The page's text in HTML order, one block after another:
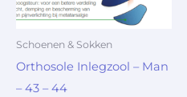
Schoenen & Sokken
Orthosole Inlegzool – Man
– 43 – 44